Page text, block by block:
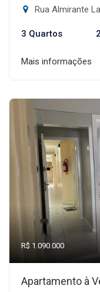
Rua Almirante
3 Quartos
Mais informações
R$ 1.090.000
Apartamento à